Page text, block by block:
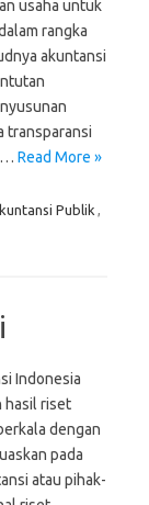
usaha untuk
rangka
akuntansi
transparansi
Read More »
Publik ,
Indonesia
hasil riset
dengan
pada
atau pihak-